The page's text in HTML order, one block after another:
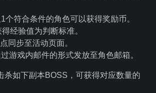
个符合条件的角色可以获得奖励币。
经验值为判断标准。
同步至活动页面。
游戏内邮件的形式发放至角色邮箱。
杀如下副本BOSS，可获得对应数量的